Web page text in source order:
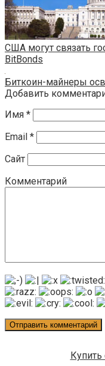
США могут связать
BitBonds
Биткоин-майнеры
Добавить
Имя *
Email *
Сайт
Комментарий
Купить